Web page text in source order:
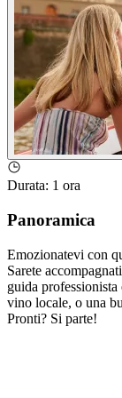
Durata: 1 ora
Panoramica
Emozionatevi con
Sarete
guida
vino locale, o una
Pronti? Si parte!